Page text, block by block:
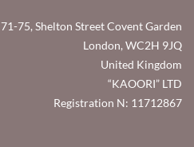
71-75, Shelton Street Covent Garden
London, WC2H 9JQ
United Kingdom
“KAOORI” LTD
Registration N: 11712867